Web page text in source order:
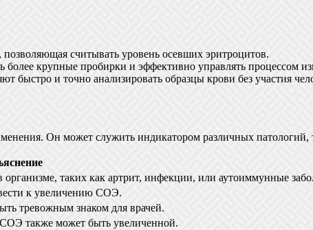
считывать уровень осевших эритроцитов.
крупные пробирки и эффективно управлять процессом
быстро и точно анализировать образцы крови без участия
Он может служить индикатором различных патологий,
таких как артрит, инфекции, или аутоиммунные
к увеличению СОЭ.
тревожным знаком для врачей.
также может быть увеличенной.